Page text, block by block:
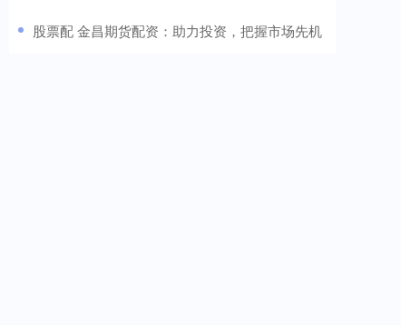
​股票配 金昌期货配资：助力投资，把握市场先机